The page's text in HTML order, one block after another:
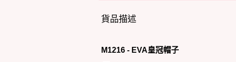
貨品描述
M1216 - EVA皇冠帽子